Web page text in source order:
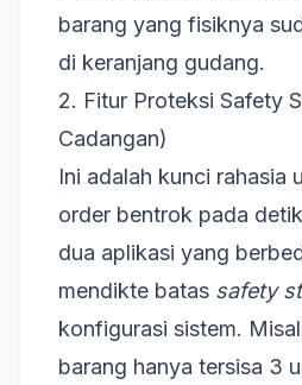
barang yang fisiknya
di keranjang gudang.
2. Fitur Proteksi Safety
Cadangan)
Ini adalah kunci rahasia
order bentrok pada
dua aplikasi yang
mendikte batas safety
konfigurasi sistem.
barang hanya tersisa 3